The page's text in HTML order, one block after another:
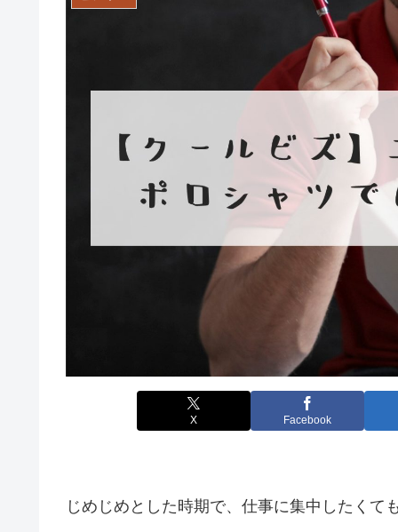
X Facebook
じめじめとした時期で、仕事に集中したくて